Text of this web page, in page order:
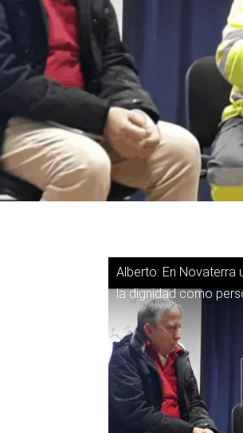
Alberto: En Novaterra
la dignidad como